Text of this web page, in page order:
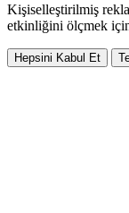
Kişiselleştirilmiş
etkinliğini ölçmek
Hepsini Kabul Et